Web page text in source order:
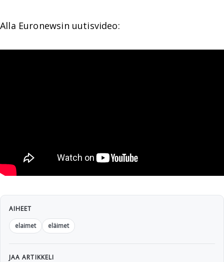
Alla Euronewsin uutisvideo:
AIHEET
elaimet
eläimet
JAA ARTIKKELI